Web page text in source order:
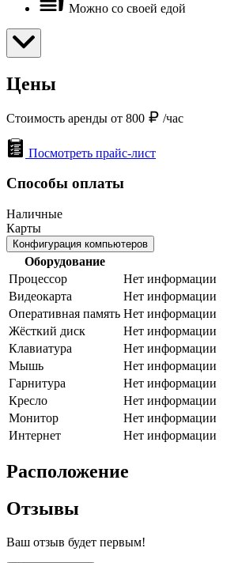
Можно со своей едой
Цены
Стоимость аренды от 800 /час
Посмотреть прайс-лист
Способы оплаты
Наличные
Карты
Конфигурация компьютеров
Оборудование
Процессор
Нет информации
Видеокарта
Нет информации
Оперативная память Нет информации
Жёсткий диск
Нет информации
Клавиатура
Нет информации
Мышь
Нет информации
Гарнитура
Нет информации
Кресло
Нет информации
Монитор
Нет информации
Интернет
Нет информации
Расположение
Отзывы
Ваш отзыв будет первым!